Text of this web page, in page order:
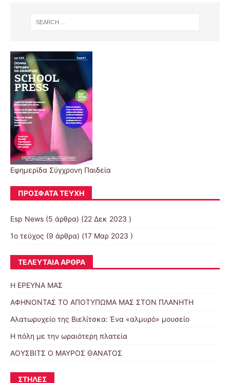
Εφημερίδα Σύγχρονη Παιδεία
ΠΡΌΣΦΑΤΑ ΤΕΎΧΗ
Esp News (5 άρθρα) (22 Δεκ 2023 )
1ο τεύχος (9 άρθρα) (17 Μαρ 2023 )
ΤΕΛΕΥΤΑΊΑ ΆΡΘΡΑ
Η ΕΡΕΥΝΑ ΜΑΣ
ΑΦΗΝΟΝΤΑΣ ΤΟ ΑΠΟΤΥΠΩΜΑ ΜΑΣ ΣΤΟΝ ΠΛΑΝΗΤΗ
Αλατωρυχείο της Βιελίτσκα: Ένα «αλμυρό» μουσείο
Η πόλη με την ωραιότερη πλατεία
ΑΟΥΣΒΙΤΣ Ο ΜΑΥΡΟΣ ΘΑΝΑΤΟΣ
ΣΤΉΛΕΣ